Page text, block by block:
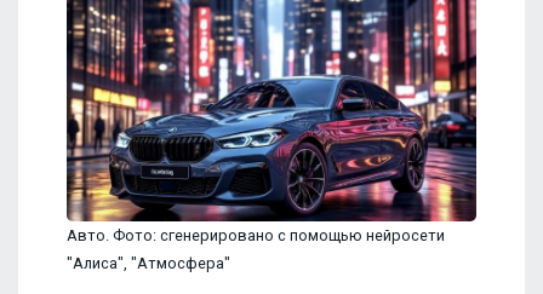
Авто. Фото: сгенерировано с помощью нейросети
"Алиса", "Атмосфера"